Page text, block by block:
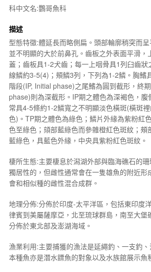
科中文名:鸚哥魚科
描述
型態特徵:體延長而略側扁。頭部輪廓稍突而
並不明顯的大於前鼻孔。齒板之外表面平滑，
蓋；齒板具1-2犬齒；每一上咽骨具1列臼齒狀
線鱗約3-5(4)；頰鱗3列，下列為1-2鱗。胸鰭
階段(IP, Initial phase)之尾鰭為圓到截形，終
phase)則為深截形。IP期之體色為深褐色，腹
常具4-5條約1-2鱗寬之不明顯淡色橫斑(橫斑
色)。TP期之體色為綠色；鱗片外緣為紫粉紅
色至綠色；頦部藍綠色而參雜橙紅色斑紋；頰
藍綠色，具藍色外緣，中央具紫粉紅色斑紋。
棲所生態:主要棲息於潟湖外部與臨海礁石的
獨居性的，但雌性通常會在一隻雄魚的附近形
會和相似種的雌性混合成群。
地理分佈:分佈於印度-太平洋區，包括東印度
律賓到美屬薩摩亞，北至琉球群島，南至大堡
分佈於東北部及澎湖海域。
漁業利用:主要捕獲的漁法是延繩釣、一支釣
本種魚亦是潛水鏢魚的對象以及水族館展示魚